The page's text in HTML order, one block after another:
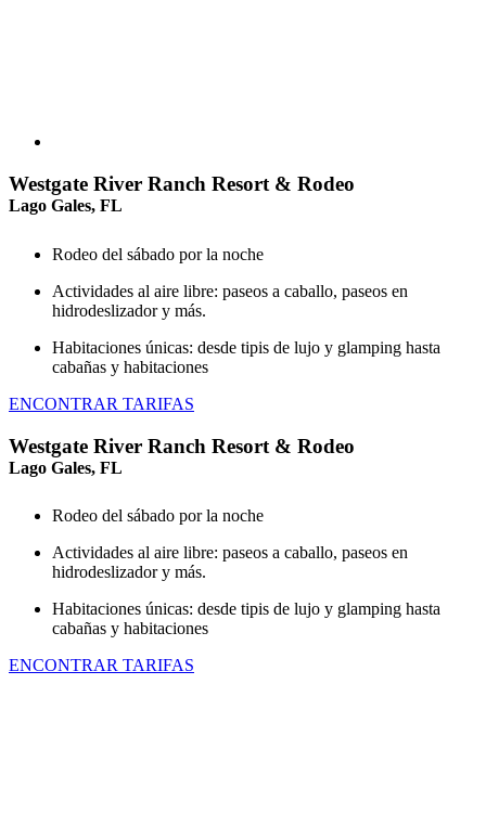
Westgate River Ranch Resort & Rodeo
Lago Gales, FL
Rodeo del sábado por la noche
Actividades al aire libre: paseos a caballo, paseos en
hidrodeslizador y más.
Habitaciones únicas: desde tipis de lujo y glamping hasta
cabañas y habitaciones
ENCONTRAR TARIFAS
Westgate River Ranch Resort & Rodeo
Lago Gales, FL
Rodeo del sábado por la noche
Actividades al aire libre: paseos a caballo, paseos en
hidrodeslizador y más.
Habitaciones únicas: desde tipis de lujo y glamping hasta
cabañas y habitaciones
ENCONTRAR TARIFAS